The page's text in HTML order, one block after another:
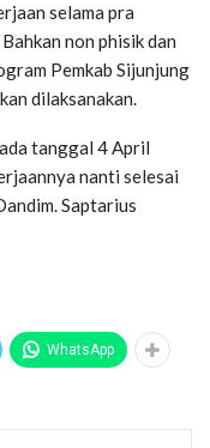
selama pra
non phisik dan
Pemkab Sijunjung
dilaksanakan.
tanggal 4 April
nanti selesai
Saptarius
WhatsApp